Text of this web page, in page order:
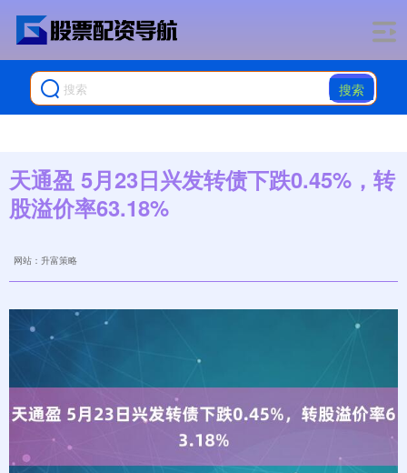
搜索
天通盈 5月23日兴发转债下跌0.45%，转
股溢价率63.18%
网站：升富策略